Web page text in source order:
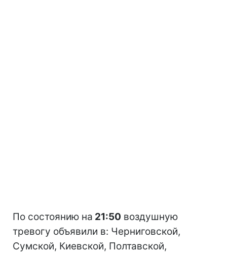
По состоянию на 21:50 воздушную
тревогу объявили в: Черниговской,
Сумской, Киевской, Полтавской,